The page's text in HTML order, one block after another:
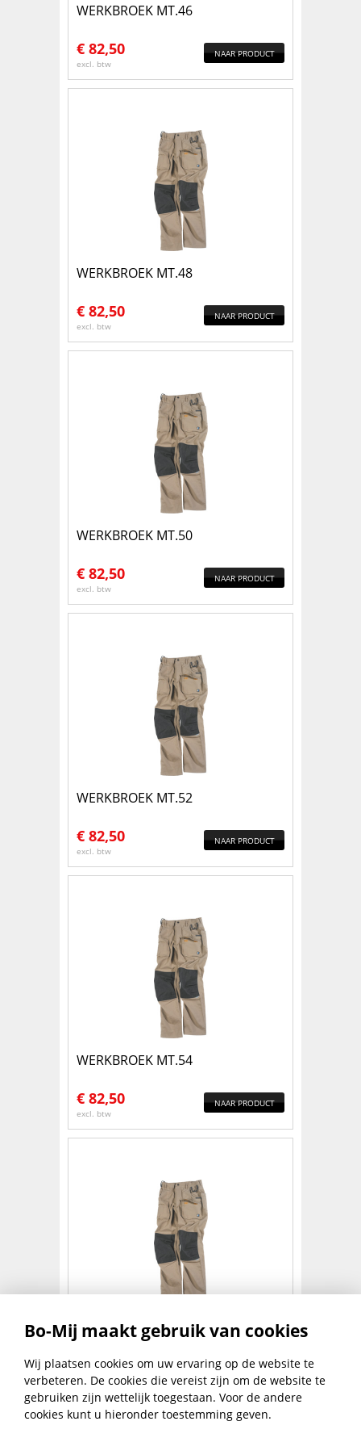
WERKBROEK MT.46
€ 82,50
excl. btw
NAAR PRODUCT
WERKBROEK MT.48
€ 82,50
excl. btw
NAAR PRODUCT
WERKBROEK MT.50
€ 82,50
excl. btw
NAAR PRODUCT
WERKBROEK MT.52
€ 82,50
excl. btw
NAAR PRODUCT
WERKBROEK MT.54
€ 82,50
excl. btw
NAAR PRODUCT
WERKBROEK MT.56
€82,50
excl. btw
NAAR PRODUCT
3 4 5 6 7 8
Bo-Mij maakt gebruik van cookies
Wij plaatsen cookies om uw ervaring op de website te
verbeteren. De cookies die vereist zijn om de website te
gebruiken zijn wettelijk toegestaan. Voor de andere
cookies kunt u hieronder toestemming geven.